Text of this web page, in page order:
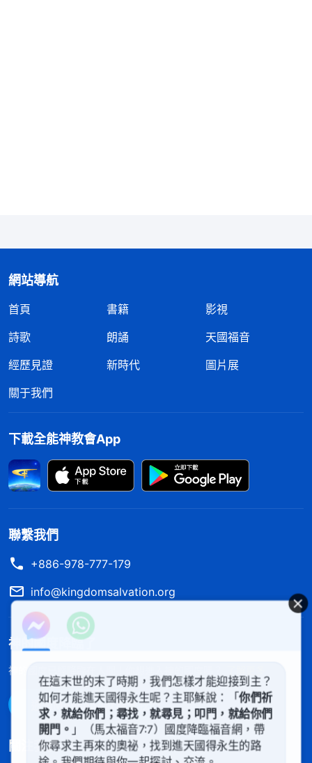
來編排到聖經内的，如果主再來作新工作，那聖經裏
肯定没有記載，神是超出聖經作工的，就像主耶穌的
的説話，離開聖經就是异端」這個觀點是錯誤的，確
實把神給定規了。這時，我心裏亮堂了很多。最觸動
我的是，他們讀的全能神的話把聖經的奥秘説得很明
白，我就覺得這些話可不是人能説出來的，很可能是
出于神的，因為只有神才能揭開這麽多奥秘呀。
想到這兒，我就趕緊往下看，就看到郭弟兄又讀
來的是長久的永遠的真理之道，這真理就是人得着生
命的途徑，是人認識神被神稱許的唯一途徑。你若不
尋求末世的基督供應的生命之道，那你就永遠不可能
得着耶穌的稱許，永遠没資格踏入天國的大門，因為
你是歷史的傀儡，是歷史的囚犯。……神作工的步伐
浩浩蕩蕩，如汹涌的浪濤，如翻騰的響雷，而你却坐
以待斃，守株待兔，這樣怎麽能算是跟隨羔羊脚踪的
人呢？怎麽能説明你守住的神是常新不舊的神呢？而
你那些已經發了黄的書中的字字句句又怎能帶你跨越
時代呢？又怎能帶你尋找神作工的步伐呢？又怎能帶
網站導航
首頁 書籍
影視
詩歌
朗誦
天國福音
經歷見證
新時代
圖片展
關于我們
下載全能神教會App
聯繫我們
+886-978-777-179
info@kingdomsalvation.org
神的國度降臨了
神的國度已經降臨在人間！你想進入神的國度嗎？
通過Messenger聯繫我們
關注我們
在這末世的末了時期，我們怎樣才能迎接到主？
如何才能進天國得永生呢？主耶穌說：「你們祈
求，就給你們；尋找，就尋見；叩門，就給你們
開門。 」（馬太福音7:7）國度降臨福音網，帶
你尋求主再來的奧祕，找到進天國得永生的路